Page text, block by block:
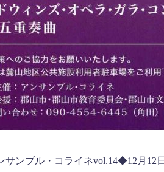
サンブル・コライネvol.14◆12月12